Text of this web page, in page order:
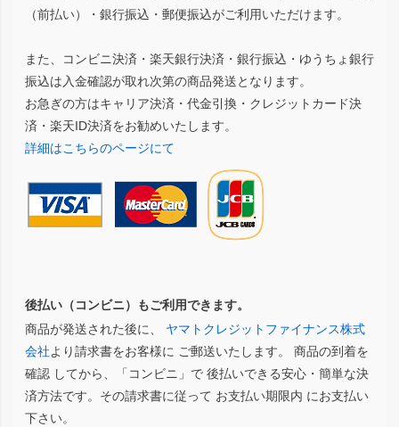
（前払い）・銀行振込・郵便振込がご利用いただけます。
また、コンビニ決済・楽天銀行決済・銀行振込・ゆうちょ銀行
振込は入金確認が取れ次第の商品発送となります。
お急ぎの方はキャリア決済・代金引換・クレジットカード決
済・楽天ID決済をお勧めいたします。
詳細はこちらのページにて
後払い（コンビニ）もご利用できます。
商品が発送された後に、 ヤマトクレジットファイナンス株式
会社より請求書をお客様に ご郵送いたします。 商品の到着を
確認 してから、「コンビニ」で 後払いできる安心・簡単な決
済方法です。その請求書に従って お支払い期限内 にお支払い
下さい。